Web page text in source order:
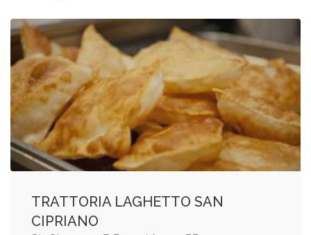
TRATTORIA LAGHETTO SAN
CIPRIANO